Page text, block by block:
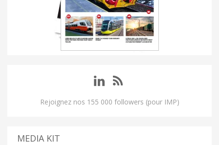
Rejoignez nos 155 000 followers (pour IMP)
MEDIA KIT